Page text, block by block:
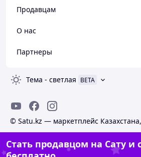
Продавцам
О нас
Партнеры
Тема - светлая BETA
© Satu.kz — маркетплейс
Стать продавцом на Сату и